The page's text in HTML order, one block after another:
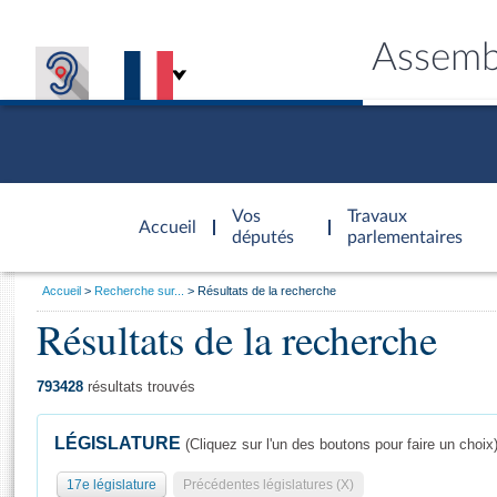
Accueil
d'accueil
Vos
députés
Travaux
parlementaires
Général
Vous
Accueil Recherche sur... Résultats de la recherche
Résultats de la recherche
793428 résultats trouvés
LÉGISLATURE (Cliquez sur l'un des boutons pour faire un choix)
17e législature Précédentes législatures (X)